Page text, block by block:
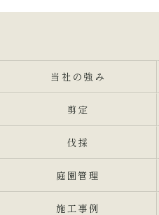
当社の強み
剪定
伐採
庭園管理
施工事例